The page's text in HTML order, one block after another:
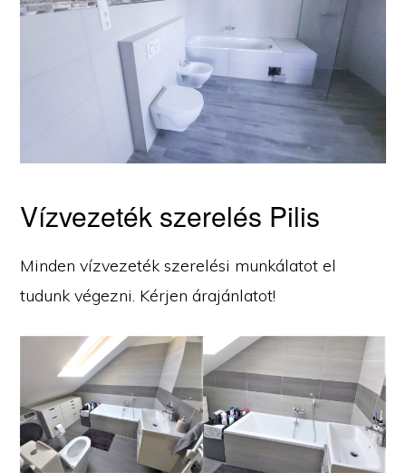
Vízvezeték szerelés Pilis
Minden vízvezeték szerelési munkálatot el
tudunk végezni. Kérjen árajánlatot!